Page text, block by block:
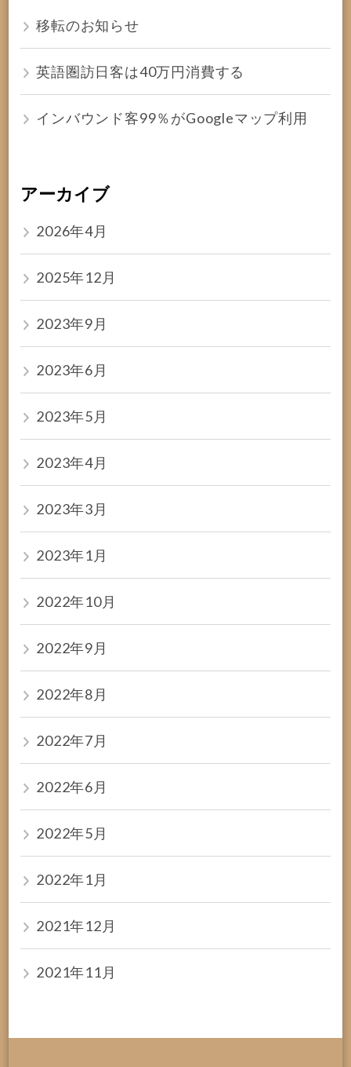
移転のお知らせ
英語圏訪日客は40万円消費する
インバウンド客99％がGoogleマップ利用
アーカイブ
2026年4月
2025年12月
2023年9月
2023年6月
2023年5月
2023年4月
2023年3月
2023年1月
2022年10月
2022年9月
2022年8月
2022年7月
2022年6月
2022年5月
2022年1月
2021年12月
2021年11月